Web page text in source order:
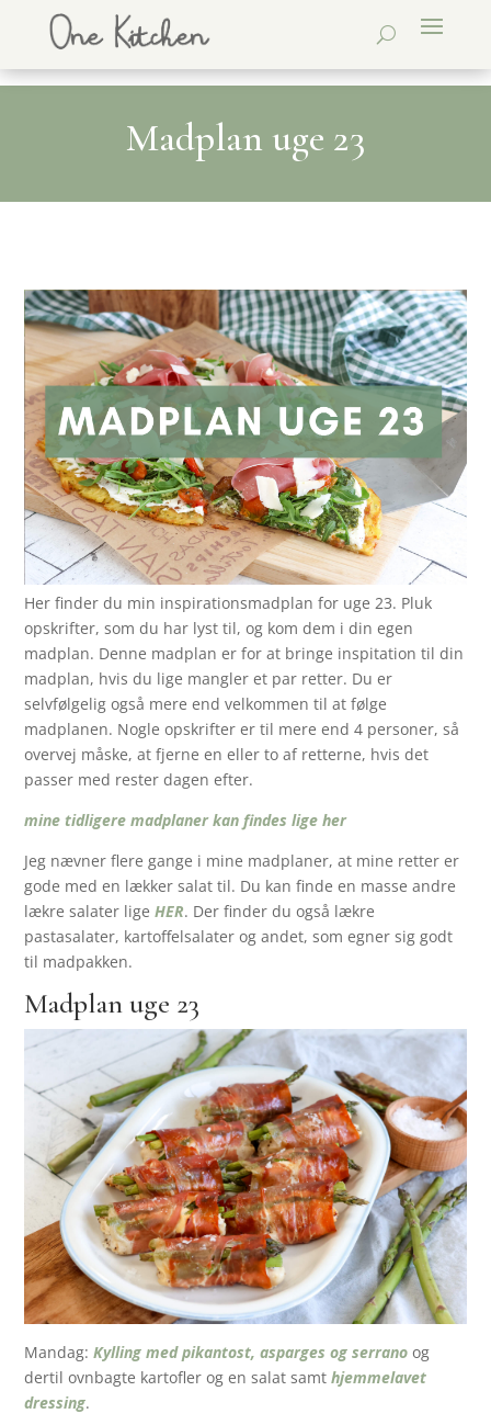
Madplan uge 23
Her finder du min inspirationsmadplan for uge 23. Pluk
opskrifter, som du har lyst til, og kom dem i din egen
madplan. Denne madplan er for at bringe inspitation til din
madplan, hvis du lige mangler et par retter. Du er
selvfølgelig også mere end velkommen til at følge
madplanen. Nogle opskrifter er til mere end 4 personer, så
overvej måske, at fjerne en eller to af retterne, hvis det
passer med rester dagen efter.
mine tidligere madplaner kan findes lige her
Jeg nævner flere gange i mine madplaner, at mine retter er
gode med en lækker salat til. Du kan finde en masse andre
lækre salater ligeHER. Der finder du også lækre
pastasalater, kartoffelsalater og andet, som egner sig godt
til madpakken.
Madplan uge 23
Mandag:Kylling med pikantost, asparges og serrano og
dertil ovnbagte kartofler og en salat samt hjemmelavet
dressing.